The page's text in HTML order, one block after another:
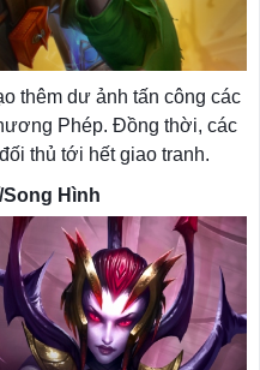
thêm dư ảnh tấn công các
Phép. Đồng thời, các
thủ tới hết giao tranh.
Hình